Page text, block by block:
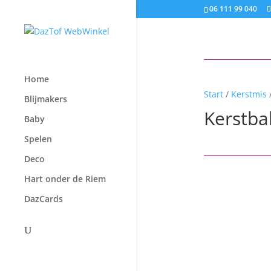
06 111 99 040
Home
Blijmakers
Baby
Spelen
Deco
Hart onder de Riem
DazCards
Start/ Kerstmis
Kerstbal